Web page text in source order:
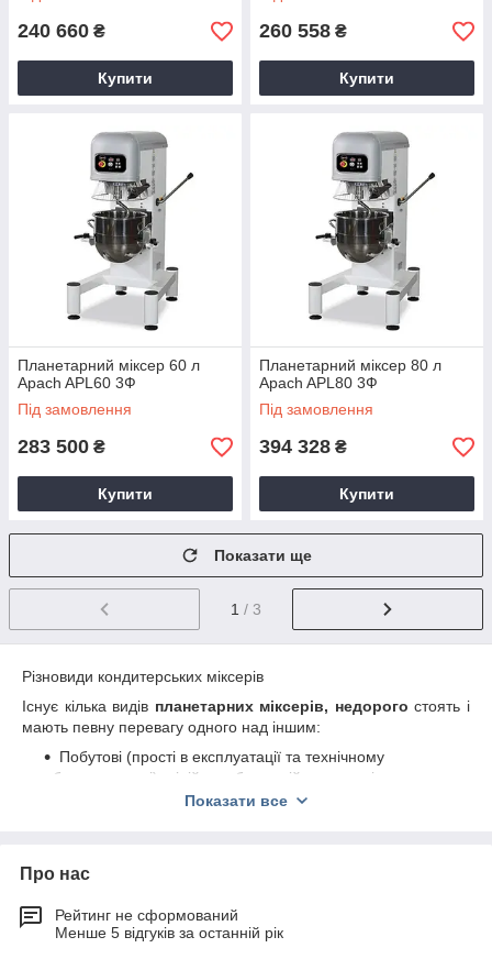
240 660 ₴
Купити
260 558 ₴
Купити
Планетарний міксер 60 л
Apach APL60 3Ф
Під замовлення
283 500 ₴
Купити
Планетарний міксер 80 л
Apach APL80 3Ф
Під замовлення
394 328 ₴
Купити
Показати ще
1 / 3
Різновиди кондитерських міксерів
Існує кілька видів планетарних міксерів, недорого стоять і
мають певну перевагу одного над іншим:
Побутові (прості в експлуатації та технічному
обслуговуванні), підійдуть будь-якій господині.
Напівпрофесійні (моделі середньої продуктивності,
виконання великих обсягів роботи).
Варто врахувати розміри організації, на якій передбачається
використання міксера ― від цього буде залежати швидкість
Показати все
Про нас
Рейтинг не сформований
Менше 5 відгуків за останній рік